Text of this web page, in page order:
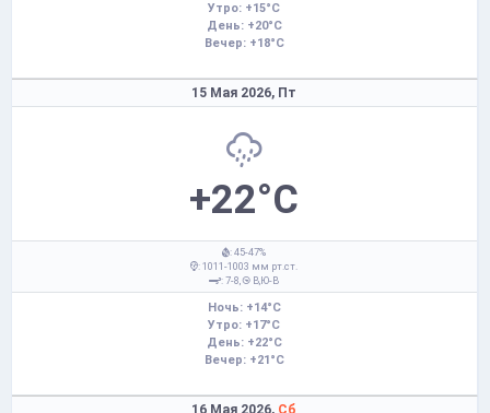
Утро: +15°C
День: +20°C
Вечер: +18°C
15 Мая 2026, Пт
+22°C
: 45-47%
: 1011-1003 мм рт.ст.
: 7-8,
В,Ю-В
Ночь: +14°C
Утро: +17°C
День: +22°C
Вечер: +21°C
16 Мая 2026, Сб